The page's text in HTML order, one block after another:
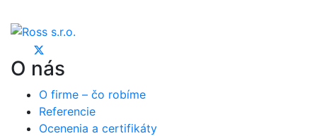
O nás
O firme – čo robíme
Referencie
Ocenenia a certifikáty